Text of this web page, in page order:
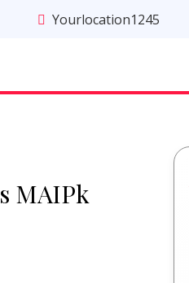
Yourlocation1245
MAIPk